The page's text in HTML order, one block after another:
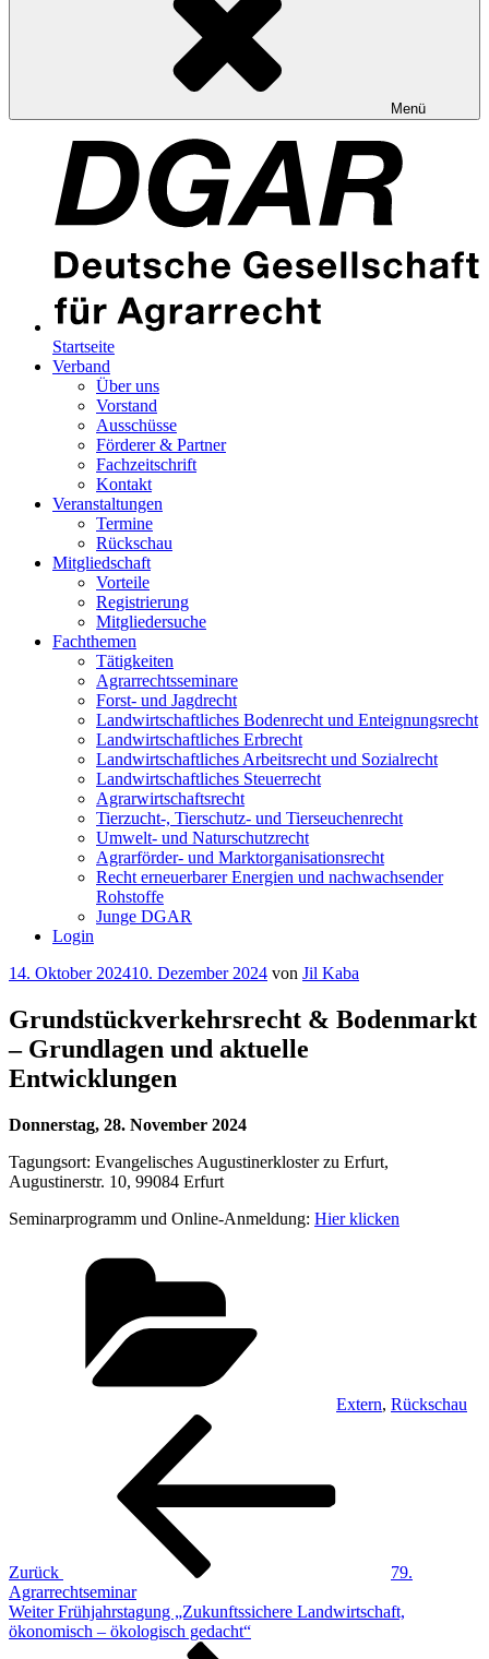
Menü
Startseite
Verband
Über uns
Vorstand
Ausschüsse
Förderer & Partner
Fachzeitschrift
Kontakt
Veranstaltungen
Termine
Rückschau
Mitgliedschaft
Vorteile
Registrierung
Mitgliedersuche
Fachthemen
Tätigkeiten
Agrarrechtsseminare
Forst- und Jagdrecht
Landwirtschaftliches Bodenrecht und Enteignungsrecht
Landwirtschaftliches Erbrecht
Landwirtschaftliches Arbeitsrecht und Sozialrecht
Landwirtschaftliches Steuerrecht
Agrarwirtschaftsrecht
Tierzucht-, Tierschutz- und Tierseuchenrecht
Umwelt- und Naturschutzrecht
Agrarförder- und Marktorganisationsrecht
Recht erneuerbarer Energien und nachwachsender
Rohstoffe
Junge DGAR
Login
Veröffentlicht
14. Oktober 202410. Dezember 2024 von Jil Kaba
Grundstückverkehrsrecht & Bodenmarkt
– Grundlagen und aktuelle
Entwicklungen
Donnerstag, 28. November 2024
Tagungsort: Evangelisches Augustinerkloster zu Erfurt,
Augustinerstr. 10, 99084 Erfurt
Seminarprogramm und Online-Anmeldung: Hier klicken
Extern, Rückschau
Beitragsnavigation
Zurück
79.
Agrarrechtseminar
Nächster
Beitrag
Weiter Frühjahrstagung „Zukunftssichere Landwirtschaft,
ökonomisch – ökologisch gedacht“